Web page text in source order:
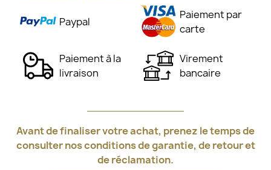
Paypal
Paiement par
carte
Paiement à la
livraison
Virement
bancaire
Avant de finaliser votre achat, prenez le temps de
consulter nos conditions de garantie, de retour et
de réclamation.